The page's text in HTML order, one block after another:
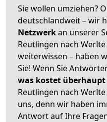
Sie wollen umziehen?
deutschlandweit – wir
Netzwerkan unserer
Reutlingen nach
weiterwissen – haben
Sie! Wenn Sie
was kostet
Reutlingen nach
uns, denn wir haben
Antwort auf Ihre